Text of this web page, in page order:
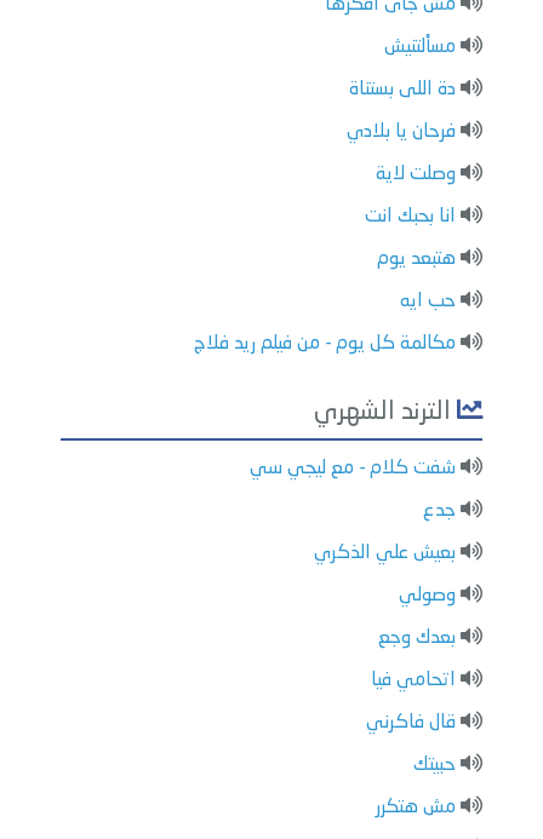
مش جاى افكرها
مسألتنيش
دة اللى بستناة
فرحان يا بلادي
وصلت لاية
انا بحبك انت
هتبعد يوم
حب ايه
مكالمة كل يوم - من فيلم ريد فلاج
الترند الشهري
شفت كلام - مع ليجي سي
جدع
بعيش علي الذكري
وصولي
بعدك وجع
اتحامي فيا
قال فاكرني
حبيتك
مش هتكرر